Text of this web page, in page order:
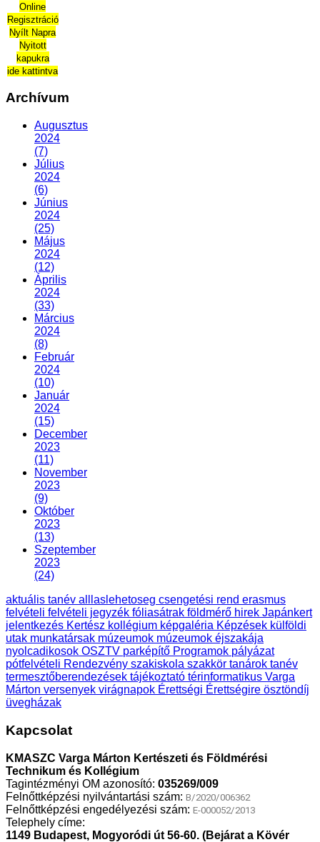
Online
Regisztráció
Nyílt Napra
Nyitott
kapukra
ide kattintva
Archívum
Augusztus
2024
(7)
Július
2024
(6)
Június
2024
(25)
Május
2024
(12)
Április
2024
(33)
Március
2024
(8)
Február
2024
(10)
Január
2024
(15)
December
2023
(11)
November
2023
(9)
Október
2023
(13)
Szeptember
2023
(24)
aktuális tanév alllaslehetoseg csengetési rend erasmus
felvételi felvételi jegyzék fóliasátrak földmérő hirek Japánkert
jelentkezés Kertész kollégium képgaléria Képzések külföldi
utak munkatársak múzeumok múzeumok éjszakája
nyolcadikosok OSZTV parképítő Programok pályázat
pótfelvételi Rendezvény szakiskola szakkör tanárok tanév
termesztőberendezések tájékoztató térinformatikus Varga
Márton versenyek virágnapok Érettségi Érettségire ösztöndíj
üvegházak
Kapcsolat
KMASZC Varga Márton Kertészeti és Földmérési
Technikum és Kollégium
Tagintézményi OM azonosító: 035269/009
Felnőttképzési nyilvántartási szám: B/2020/006362
Felnőttképzési engedélyezési szám: E-000052/2013
Telephely címe:
1149 Budapest, Mogyoródi út 56-60. (Bejárat a Kövér